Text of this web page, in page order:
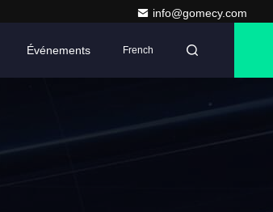
info@gomecy.com
Événements French